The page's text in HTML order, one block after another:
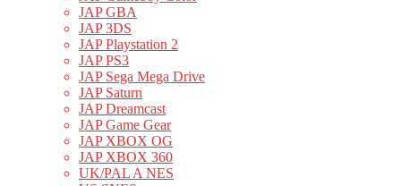
JAP GBA
JAP 3DS
JAP Playstation 2
JAP PS3
JAP Sega Mega Drive
JAP Saturn
JAP Dreamcast
JAP Game Gear
JAP XBOX OG
JAP XBOX 360
UK/PAL A NES